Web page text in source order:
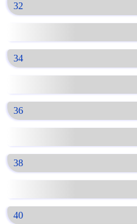
32
34
36
38
40